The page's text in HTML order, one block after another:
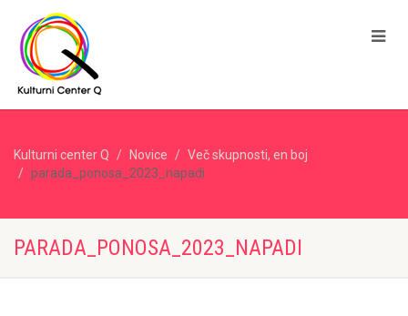
Kulturni center Q Novice
Več skupnosti, en boj
parada_ponosa_2023_napadi
PARADA_PONOSA_2023_NAPADI